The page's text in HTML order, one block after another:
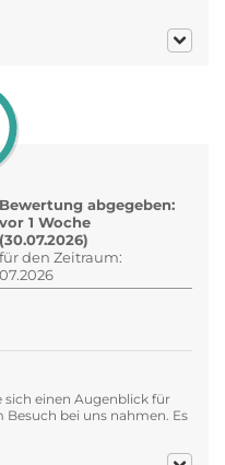
Bewertung abgegeben:
vor 1 Woche
(30.07.2026)
für den Zeitraum:
07.2026
sich einen Augenblick für
bei uns nahmen. Es